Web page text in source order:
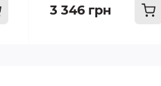
3 346 грн